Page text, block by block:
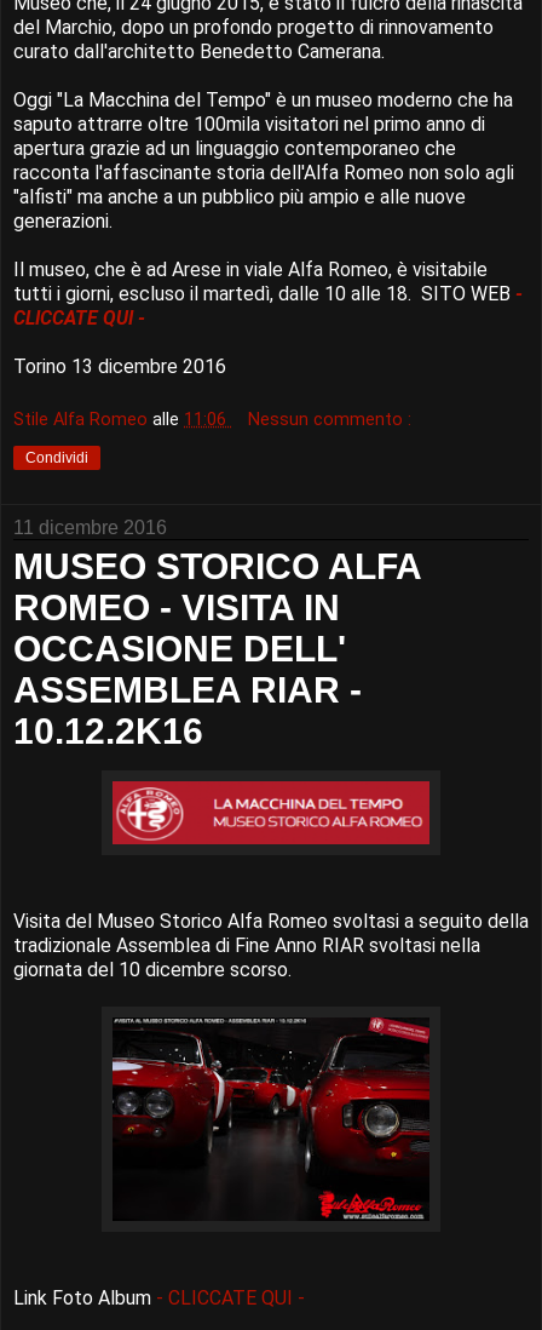
del Marchio, dopo un profondo progetto di rinnovamento
curato dall'architetto Benedetto Camerana.
Oggi "La Macchina del Tempo" è un museo moderno che ha
saputo attrarre oltre 100mila visitatori nel primo anno di
apertura grazie ad un linguaggio contemporaneo che
racconta l'affascinante storia dell'Alfa Romeo non solo agli
"alfisti" ma anche a un pubblico più ampio e alle nuove
generazioni.
Il museo, che è ad Arese in viale Alfa Romeo, è visitabile
tutti i giorni, escluso il martedì, dalle 10 alle 18. SITO WEB -
CLICCATE QUI -
Torino 13 dicembre 2016
Stile Alfa Romeo alle 11:06 Nessun commento :
Condividi
11 dicembre 2016
MUSEO STORICO ALFA
ROMEO - VISITA IN
OCCASIONE DELL'
ASSEMBLEA RIAR -
10.12.2K16
Visita del Museo Storico Alfa Romeo svoltasi a seguito della
tradizionale Assemblea di Fine Anno RIAR svoltasi nella
giornata del 10 dicembre scorso.
Link Foto Album - CLICCATE QUI -